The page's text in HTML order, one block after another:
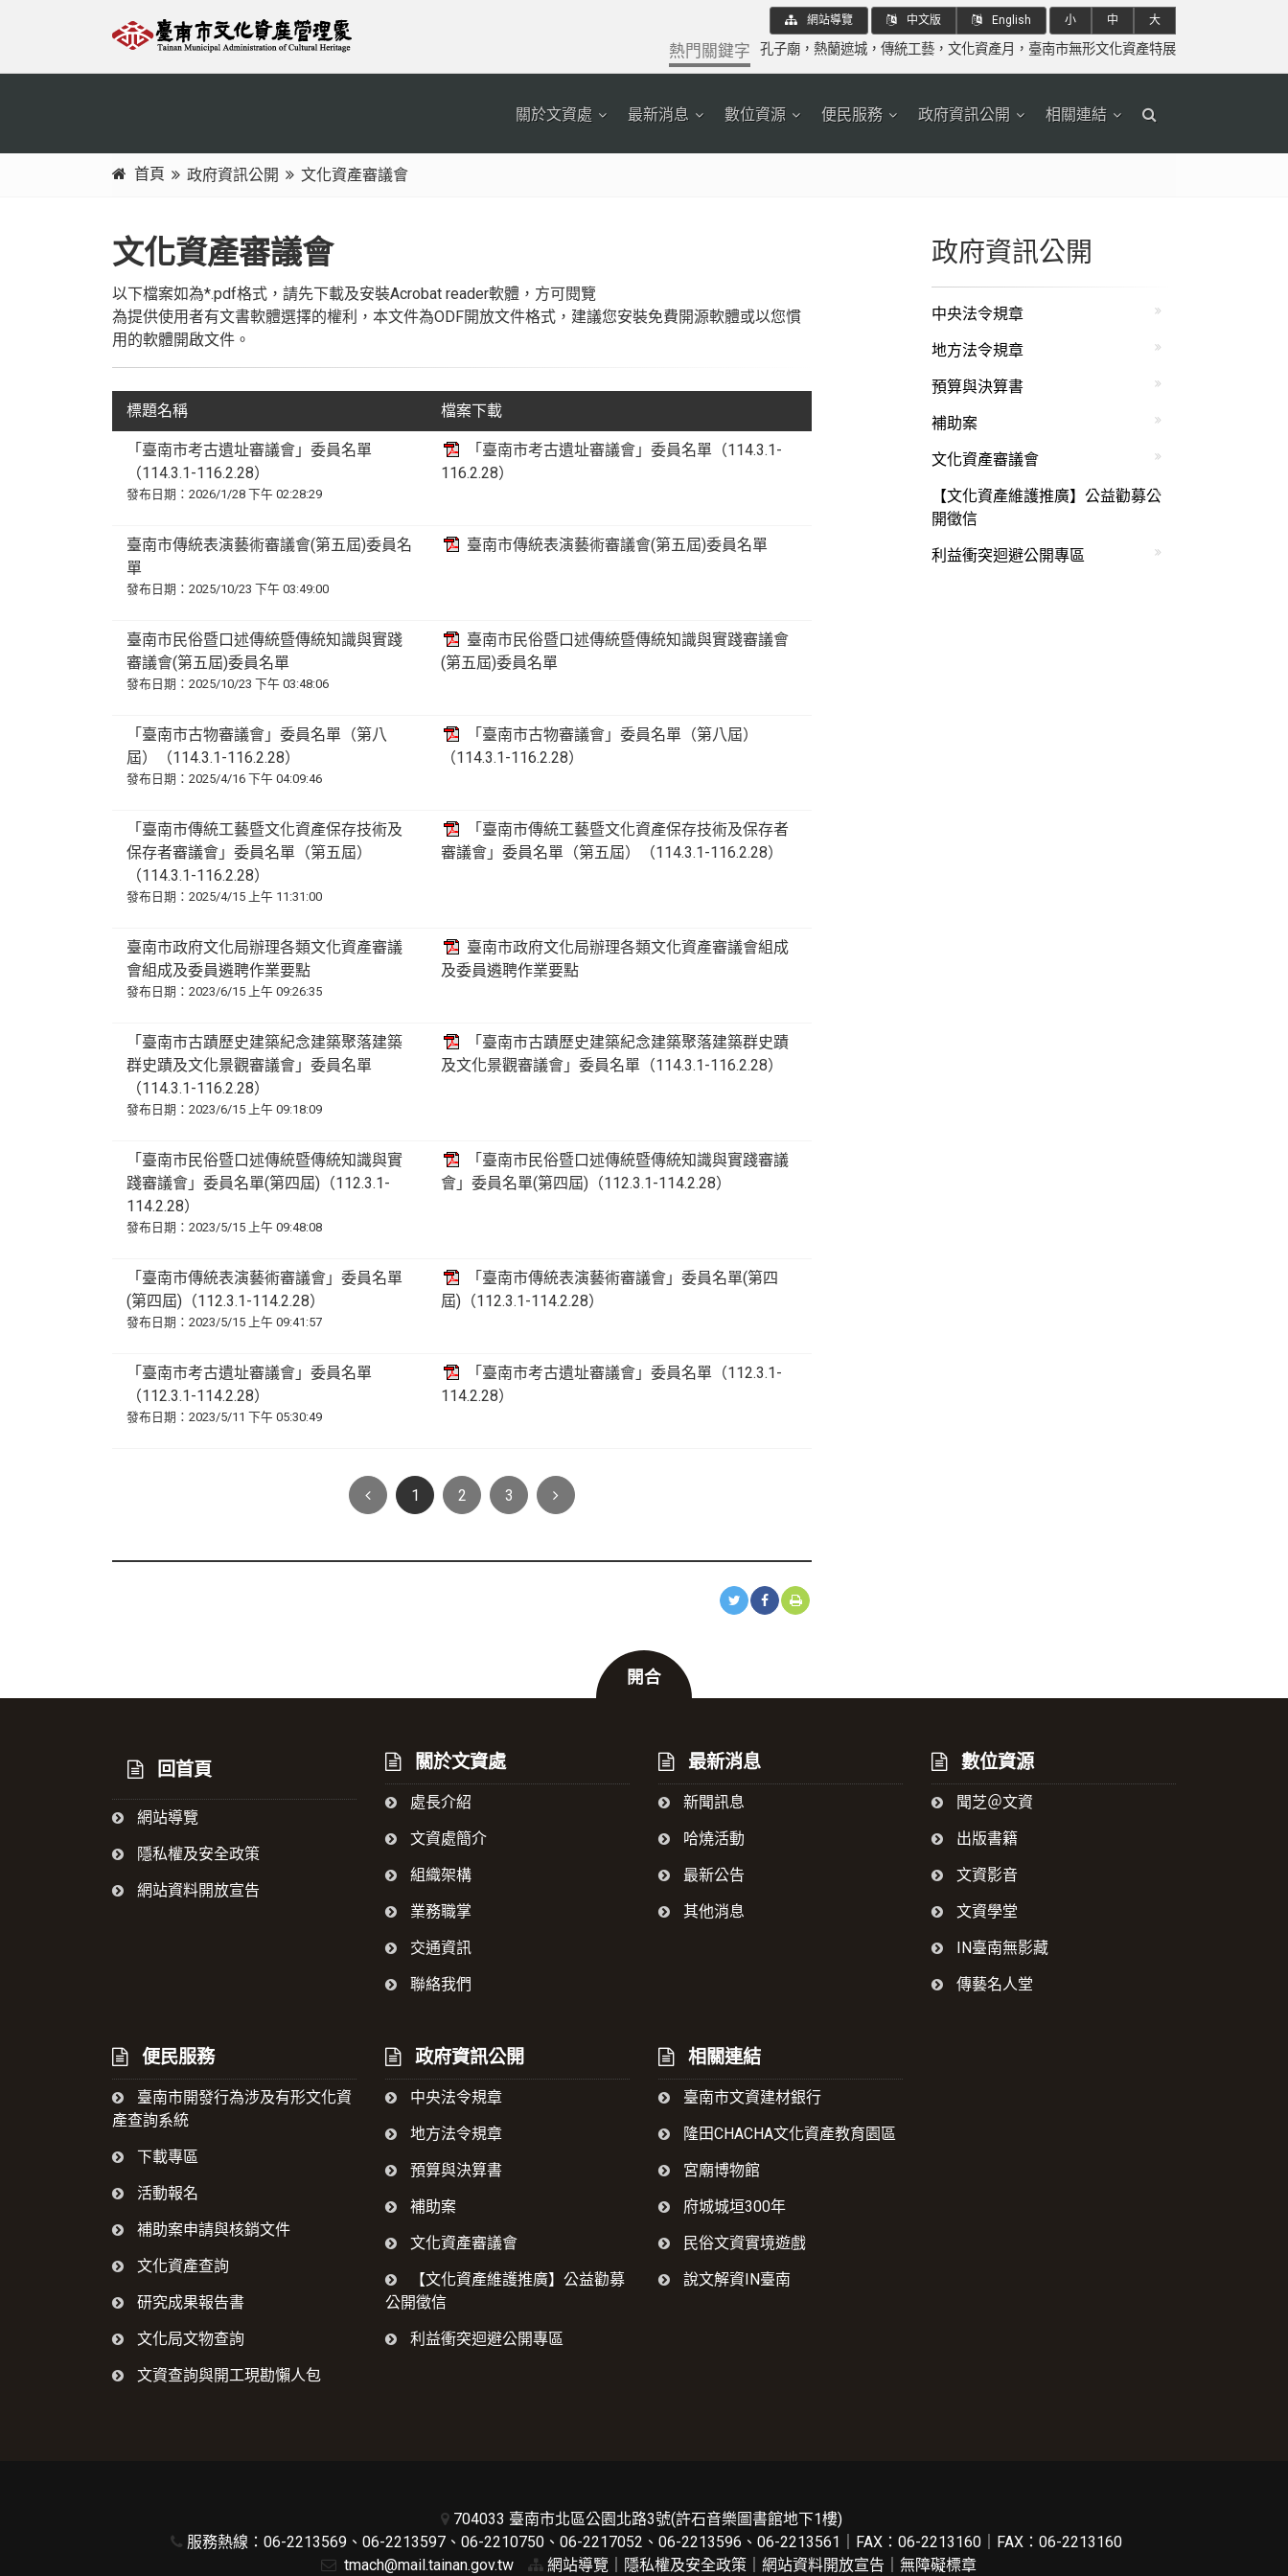
區
網站導覽 中文版 English 小 中 大
熱門關鍵字 孔子廟 ， 熱蘭遮城 ， 傳統工藝 ， 文化資產月 ， 臺南市無形文化資產特展
關於文資處 最新消息 數位資源 便民服務 政府資訊公開 相關連結
首頁 政府資訊公開
文化資產審議會
文化資產審議會
以下檔案如為*.pdf格式，請先下載及安裝Acrobat reader軟體，方可閱覽
為提供使用者有文書軟體選擇的權利，本文件為ODF開放文件格式，建議您安裝免費開源軟體或以您慣
用的軟體開啟文件。
標題名稱 檔案下載
「臺南市考古遺址審議會」委員名單
（114.3.1-116.2.28）
發布日期：2026/1/28 下午 02:28:29
「臺南市考古遺址審議會」委員名單（114.3.1-
116.2.28）
臺南市傳統表演藝術審議會(第五屆)委員名
單
發布日期：2025/10/23 下午 03:49:00
臺南市傳統表演藝術審議會(第五屆)委員名單
臺南市民俗暨口述傳統暨傳統知識與實踐
審議會(第五屆)委員名單
發布日期：2025/10/23 下午 03:48:06
臺南市民俗暨口述傳統暨傳統知識與實踐審議會
(第五屆)委員名單
「臺南市古物審議會」委員名單（第八
屆）（114.3.1-116.2.28）
發布日期：2025/4/16 下午 04:09:46
「臺南市古物審議會」委員名單（第八屆）
（114.3.1-116.2.28）
「臺南市傳統工藝暨文化資產保存技術及
保存者審議會」委員名單（第五屆）
（114.3.1-116.2.28）
發布日期：2025/4/15 上午 11:31:00
「臺南市傳統工藝暨文化資產保存技術及保存者
審議會」委員名單（第五屆）（114.3.1-116.2.28）
臺南市政府文化局辦理各類文化資產審議
會組成及委員遴聘作業要點
發布日期：2023/6/15 上午 09:26:35
臺南市政府文化局辦理各類文化資產審議會組成
及委員遴聘作業要點
「臺南市古蹟歷史建築紀念建築聚落建築
群史蹟及文化景觀審議會」委員名單
（114.3.1-116.2.28）
發布日期：2023/6/15 上午 09:18:09
「臺南市古蹟歷史建築紀念建築聚落建築群史蹟
及文化景觀審議會」委員名單（114.3.1-116.2.28）
「臺南市民俗暨口述傳統暨傳統知識與實
踐審議會」委員名單(第四屆)（112.3.1-
114.2.28）
發布日期：2023/5/15 上午 09:48:08
「臺南市民俗暨口述傳統暨傳統知識與實踐審議
會」委員名單(第四屆)（112.3.1-114.2.28）
「臺南市傳統表演藝術審議會」委員名單
(第四屆)（112.3.1-114.2.28）
發布日期：2023/5/15 上午 09:41:57
「臺南市傳統表演藝術審議會」委員名單(第四
屆)（112.3.1-114.2.28）
「臺南市考古遺址審議會」委員名單
（112.3.1-114.2.28）
發布日期：2023/5/11 下午 05:30:49
「臺南市考古遺址審議會」委員名單（112.3.1-
114.2.28）
1 2 3 Next
政府資訊公開
中央法令規章
地方法令規章
預算與決算書
補助案
文化資產審議會
【文化資產維護推廣】公益勸募公
開徵信
利益衝突迴避公開專區
開合
回首頁
網站導覽
隱私權及安全政策
網站資料開放宣告
關於文資處
處長介紹
文資處簡介
組織架構
業務職掌
交通資訊
聯絡我們
最新消息
新聞訊息
哈燒活動
最新公告
其他消息
數位資源
聞芝＠文資
出版書籍
文資影音
文資學堂
IN臺南無影藏
傳藝名人堂
便民服務
臺南市開發行為涉及有形文化資
產查詢系統
下載專區
活動報名
補助案申請與核銷文件
文化資產查詢
研究成果報告書
文化局文物查詢
文資查詢與開工現勘懶人包
政府資訊公開
中央法令規章
地方法令規章
預算與決算書
補助案
文化資產審議會
【文化資產維護推廣】公益勸募
公開徵信
利益衝突迴避公開專區
相關連結
臺南市文資建材銀行
隆田CHACHA文化資產教育園區
宮廟博物館
府城城垣300年
民俗文資實境遊戲
說文解資IN臺南
704033 臺南市北區公園北路3號(許石音樂圖書館地下1樓)
服務熱線：06-2213569、06-2213597、06-2210750、06-2217052、06-2213596、06-2213561｜FAX：06-2213160｜FAX：06-2213160
tmach@mail.tainan.gov.tw
網站導覽 隱私權及安全政策 網站資料開放宣告 無障礙標章